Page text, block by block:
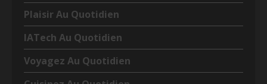
Plaisir Au Quotidien
IATech Au Quotidien
Voyagez Au Quotidien